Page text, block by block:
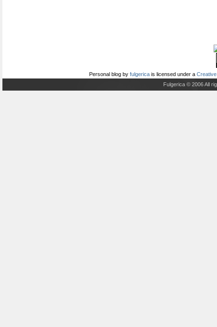
Personal blog by fulgerica is licensed under a
Fulgerica © 2006 All